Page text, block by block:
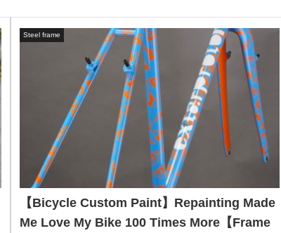
Steel frame
【Bicycle Custom Paint】Repainting Made
Me Love My Bike 100 Times More【Frame